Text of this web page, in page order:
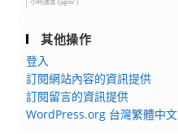
其他操作
登入
訂閱網站內容的資訊提供
訂閱留言的資訊提供
WordPress.org 台灣繁體中文